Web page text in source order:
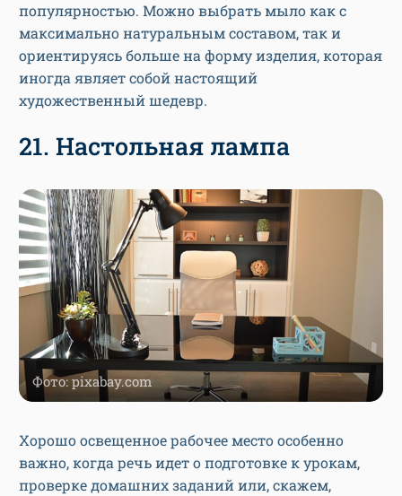
популярностью. Можно выбрать мыло как с
максимально натуральным составом, так и
ориентируясь больше на форму изделия, которая
иногда являет собой настоящий
художественный шедевр.
21. Настольная лампа
Фото: pixabay.com
Хорошо освещенное рабочее место особенно
важно, когда речь идет о подготовке к урокам,
проверке домашних заданий или, скажем,